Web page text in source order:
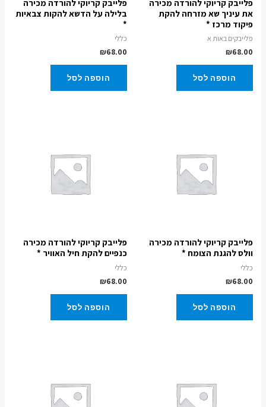
פלייבק קריוקי להורדה מכירה
את עיניך שא מזרחה להקת
פיקוד מרכז *
פלייבקים באות א
₪68.00
הוספה לסל
פלייבק קריוקי להורדה מכירה
בלילה על הדשא להקות צבאיות
*
כללי
₪68.00
הוספה לסל
פלייבק קריוקי להורדה מכירה
וולס להגנת הצומח *
כללי
₪68.00
הוספה לסל
פלייבק קריוקי להורדה מכירה
כנפיים להקת חיל האוויר *
כללי
₪68.00
הוספה לסל